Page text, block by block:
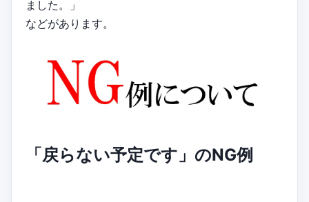
ました。」
などがあります。
「戻らない予定です」のNG例